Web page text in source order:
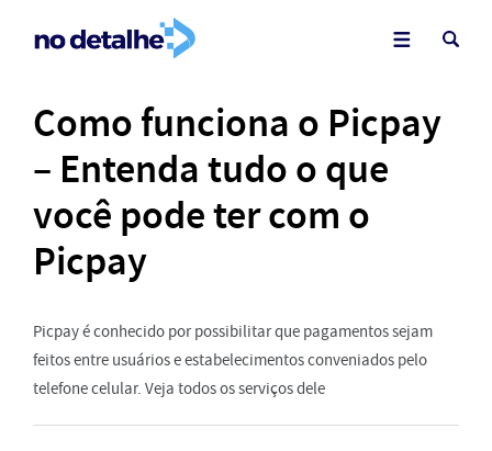
Como funciona o Picpay
– Entenda tudo o que
você pode ter com o
Picpay
Picpay é conhecido por possibilitar que pagamentos sejam
feitos entre usuários e estabelecimentos conveniados pelo
telefone celular. Veja todos os serviços dele